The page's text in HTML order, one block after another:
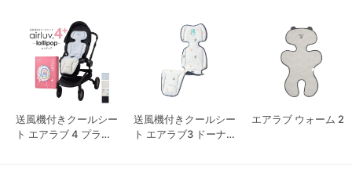
送風機付きクールシー
ト エアラブ 4 プラス
送風機付きクールシー
ト エアラブ3 ドーナ
エアラブ ウォーム 2